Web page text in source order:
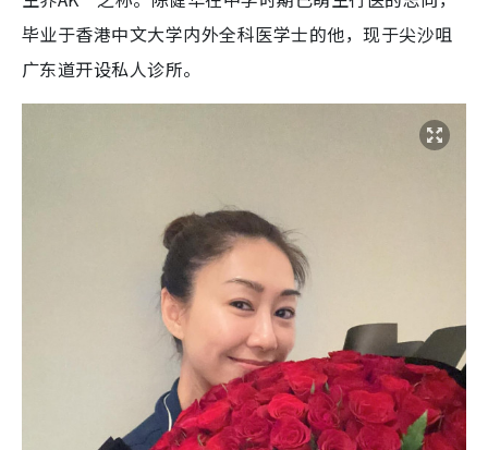
毕业于香港中文大学内外全科医学士的他，现于尖沙咀
广东道开设私人诊所。